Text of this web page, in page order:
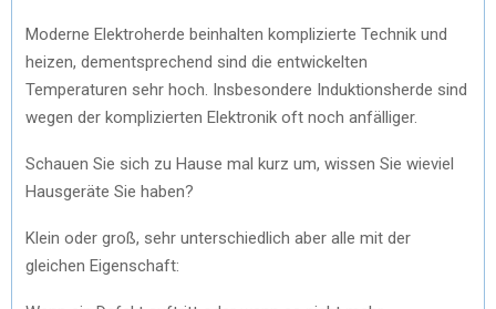
Moderne Elektroherde beinhalten komplizierte Technik und
heizen, dementsprechend sind die entwickelten
Temperaturen sehr hoch. Insbesondere Induktionsherde sind
wegen der komplizierten Elektronik oft noch anfälliger.
Schauen Sie sich zu Hause mal kurz um, wissen Sie wieviel
Hausgeräte Sie haben?
Klein oder groß, sehr unterschiedlich aber alle mit der
gleichen Eigenschaft: